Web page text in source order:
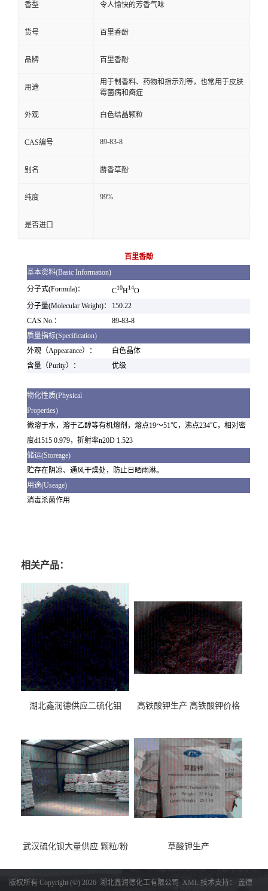
香型 令人愉快的芳香气味
货号 百里香酚
品牌 百里香酚
用途
用于制香料、药物和指示剂等，也常用于皮肤
霉菌病和癣症
外观 白色结晶颗粒
CAS编号 89-83-8
别名 麝香草酚
纯度 99%
是否进口
百里香酚
基本资料(Basic Information)
分子式(Formula)：
C10H14O
分子量(Molecular Weight)：
150.22
CAS No.：
89-83-8
质量指标(Specification)
外观（Appearance）：
白色晶体
含量（Purity）：
优级
物化性质(Physical
Properties)
微溶于水，溶于乙醇等有机熔剂，熔点19～51℃，沸点234℃，相对密
度d1515 0.979，折射率n20D 1.523
储运(Storeage)
贮存在阴凉、通风干燥处，防止日晒雨淋。
用途(Useage)
消毒杀菌作用
相关产品：
湖北鑫润德供应二硫化钼 高铁酸钾生产 高铁酸钾价格
武汉硫化钡大量供应 颗粒/粉
草酸钾生产
版权所有 Copyright (©) 2026 湖北鑫润德化工有限公司 XML 技术支持： 盖德